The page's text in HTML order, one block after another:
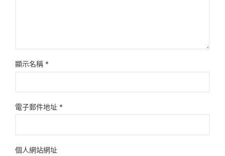
顯示名稱 *
電子郵件地址 *
個人網站網址